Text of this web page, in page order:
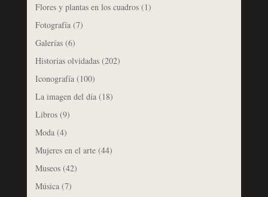
Flores y plantas en los cuadros(1)
Fotografía(7)
Galerías(6)
Historias olvidadas(202)
Iconografía(100)
La imagen del día(18)
Libros(9)
Moda(4)
Mujeres en el arte(44)
Museos(42)
Música(7)